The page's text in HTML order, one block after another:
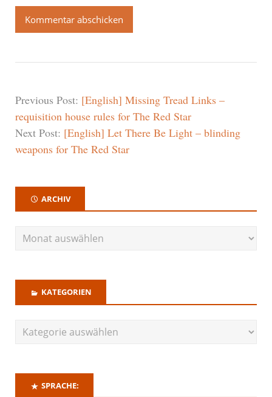
Previous Post: [English] Missing Tread Links –
requisition house rules for The Red Star
Next Post: [English] Let There Be Light – blinding
weapons for The Red Star
ARCHIV
KATEGORIEN
SPRACHE: